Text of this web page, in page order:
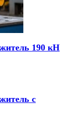
190 кН
с